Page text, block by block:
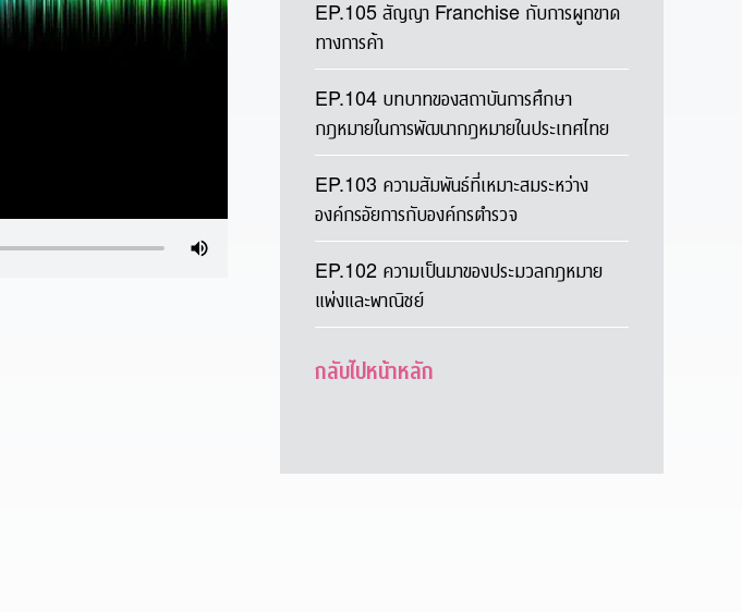
EP.105 สัญญา Franchise กับการผูกขาด
ทางการค้า
EP.104 บทบาทของสถาบันการศึกษา
กฎหมายในการพัฒนากฎหมายในประเทศไทย
EP.103 ความสัมพันธ์ที่เหมาะสมระหว่าง
องค์กรอัยการกับองค์กรตำรวจ
EP.102 ความเป็นมาของประมวลกฎหมาย
แพ่งและพาณิชย์
กลับไปหน้าหลัก